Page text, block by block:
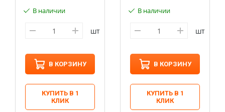
В наличии
шт
В КОРЗИНУ
КУПИТЬ В 1
КЛИК
В наличии
шт
В КОРЗИНУ
КУПИТЬ В 1
КЛИК